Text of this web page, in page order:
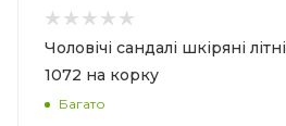
Чоловічі сандалі шкіряні
1072 на корку
Багато